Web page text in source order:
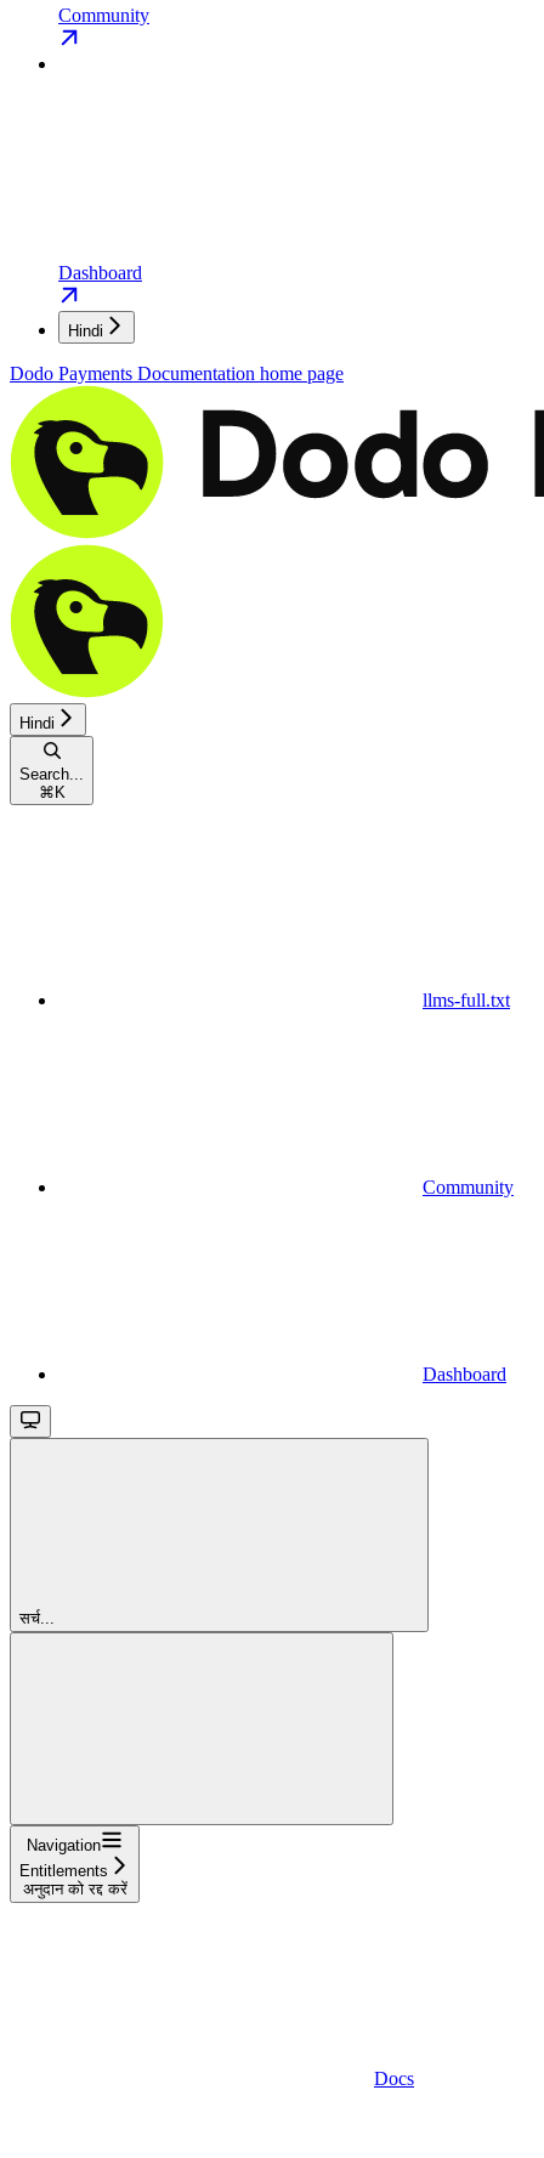
Community
Dashboard
Hindi
Dodo Payments Documentation home page
Hindi
Search...
⌘ K
llms-full.txt
Community
Dashboard
सर्च...
Navigation
Entitlements
अनुदान को रद्द करें
Docs